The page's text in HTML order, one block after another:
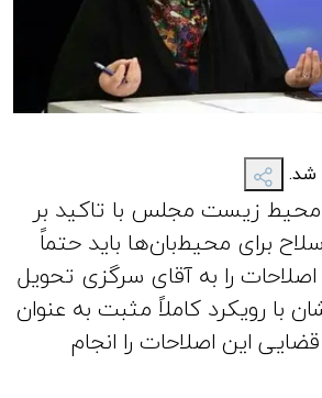
شد.
زیست مجلس با تاکید بر
برای محیط‌بان‌ها باید حتماً
را به آقای سرگزی تحویل
با رویکرد کاملاً مثبت به عنوان
این اصلاحات را انجام